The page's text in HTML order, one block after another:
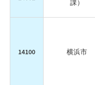
課）
14100 横浜市